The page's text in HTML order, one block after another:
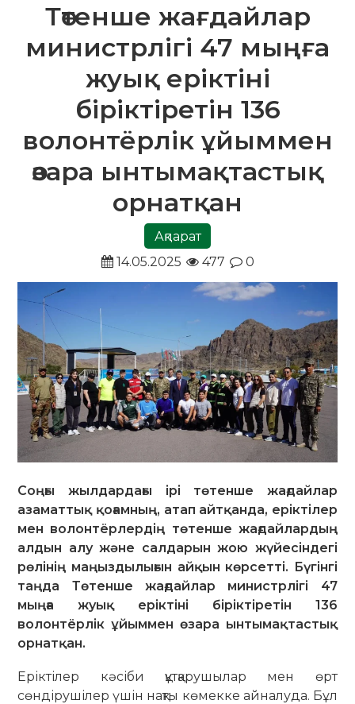
Төтенше жағдайлар
министрлігі 47 мыңға
жуық еріктіні
біріктіретін 136
волонтёрлік ұйыммен
өзара ынтымақтастық
орнатқан
Ақпарат
14.05.2025
477 0
Соңғы жылдардағы ірі төтенше жағдайлар
азаматтық қоғамның, атап айтқанда, еріктілер
мен волонтёрлердің төтенше жағдайлардың
алдын алу және салдарын жою жүйесіндегі
рөлінің маңыздылығын айқын көрсетті. Бүгінгі
таңда Төтенше жағдайлар министрлігі 47
мыңға жуық еріктіні біріктіретін 136
волонтёрлік ұйыммен өзара ынтымақтастық
орнатқан.
Еріктілер кәсіби құтқарушылар мен өрт
сөндірушілер үшін нақты көмекке айналуда. Бұл